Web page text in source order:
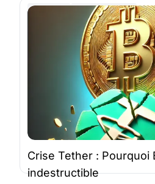
Surfin'Bitcoin
3 minutes
Crise Tether : Pourquoi
indestructible